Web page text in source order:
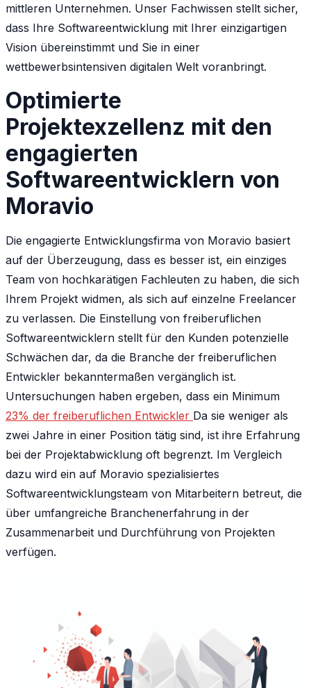
mittleren Unternehmen. Unser Fachwissen stellt sicher,
dass Ihre Softwareentwicklung mit Ihrer einzigartigen
Vision übereinstimmt und Sie in einer
wettbewerbsintensiven digitalen Welt voranbringt.
Optimierte
Projektexzellenz mit den
engagierten
Softwareentwicklern von
Moravio
Die engagierte Entwicklungsfirma von Moravio basiert
auf der Überzeugung, dass es besser ist, ein einziges
Team von hochkarätigen Fachleuten zu haben, die sich
Ihrem Projekt widmen, als sich auf einzelne Freelancer
zu verlassen. Die Einstellung von freiberuflichen
Softwareentwicklern stellt für den Kunden potenzielle
Schwächen dar, da die Branche der freiberuflichen
Entwickler bekanntermaßen vergänglich ist.
Untersuchungen haben ergeben, dass ein Minimum
23% der freiberuflichen Entwickler Da sie weniger als
zwei Jahre in einer Position tätig sind, ist ihre Erfahrung
bei der Projektabwicklung oft begrenzt. Im Vergleich
dazu wird ein auf Moravio spezialisiertes
Softwareentwicklungsteam von Mitarbeitern betreut, die
über umfangreiche Branchenerfahrung in der
Zusammenarbeit und Durchführung von Projekten
verfügen.